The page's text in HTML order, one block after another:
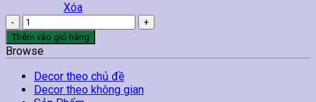
Xóa
Tranh
Hồ
Nước
Xanh
Và
Dãy
Thêm vào giỏ hàng
Browse
Decor theo chủ đề
Decor theo không gian